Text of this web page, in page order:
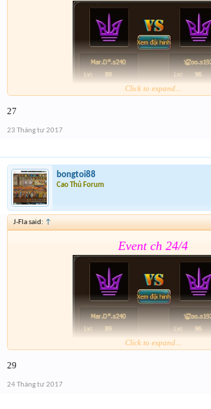
Click to expand...
27
23 Tháng tư 2017
bongtoi88
Cao Thủ Forum
J-Fla said: ↑
Event ch 24/4
Click to expand...
29
24 Tháng tư 2017